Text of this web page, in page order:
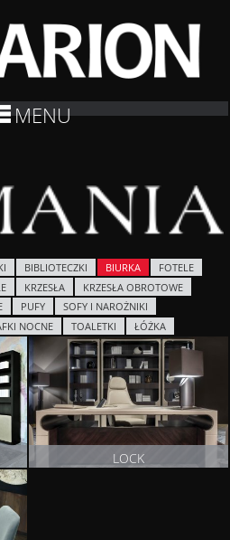
MENU
BIBLIOTECZKI BIURKA
FOTELE
KRZESŁA
KRZESŁA OBROTOWE
PUFY
SOFY I NAROŻNIKI
NOCNE TOALETKI ŁÓŻKA
LOCK